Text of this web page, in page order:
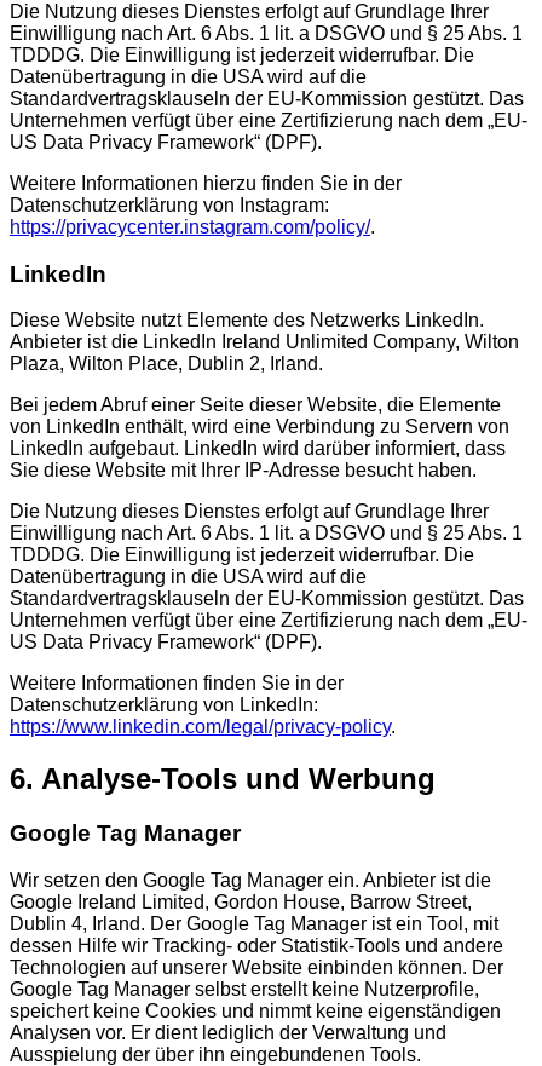
Die Nutzung dieses Dienstes erfolgt auf Grundlage Ihrer
Einwilligung nach Art. 6 Abs. 1 lit. a DSGVO und § 25 Abs. 1
TDDDG. Die Einwilligung ist jederzeit widerrufbar. Die
Datenübertragung in die USA wird auf die
Standardvertragsklauseln der EU-Kommission gestützt. Das
Unternehmen verfügt über eine Zertifizierung nach dem „EU-
US Data Privacy Framework“ (DPF).
Weitere Informationen hierzu finden Sie in der
Datenschutzerklärung von Instagram:
https://privacycenter.instagram.com/policy/.
LinkedIn
Diese Website nutzt Elemente des Netzwerks LinkedIn.
Anbieter ist die LinkedIn Ireland Unlimited Company, Wilton
Plaza, Wilton Place, Dublin 2, Irland.
Bei jedem Abruf einer Seite dieser Website, die Elemente
von LinkedIn enthält, wird eine Verbindung zu Servern von
LinkedIn aufgebaut. LinkedIn wird darüber informiert, dass
Sie diese Website mit Ihrer IP-Adresse besucht haben.
Die Nutzung dieses Dienstes erfolgt auf Grundlage Ihrer
Einwilligung nach Art. 6 Abs. 1 lit. a DSGVO und § 25 Abs. 1
TDDDG. Die Einwilligung ist jederzeit widerrufbar. Die
Datenübertragung in die USA wird auf die
Standardvertragsklauseln der EU-Kommission gestützt. Das
Unternehmen verfügt über eine Zertifizierung nach dem „EU-
US Data Privacy Framework“ (DPF).
Weitere Informationen finden Sie in der
Datenschutzerklärung von LinkedIn:
https://www.linkedin.com/legal/privacy-policy.
6. Analyse-Tools und Werbung
Google Tag Manager
Wir setzen den Google Tag Manager ein. Anbieter ist die
Google Ireland Limited, Gordon House, Barrow Street,
Dublin 4, Irland. Der Google Tag Manager ist ein Tool, mit
dessen Hilfe wir Tracking- oder Statistik-Tools und andere
Technologien auf unserer Website einbinden können. Der
Google Tag Manager selbst erstellt keine Nutzerprofile,
speichert keine Cookies und nimmt keine eigenständigen
Analysen vor. Er dient lediglich der Verwaltung und
Ausspielung der über ihn eingebundenen Tools.